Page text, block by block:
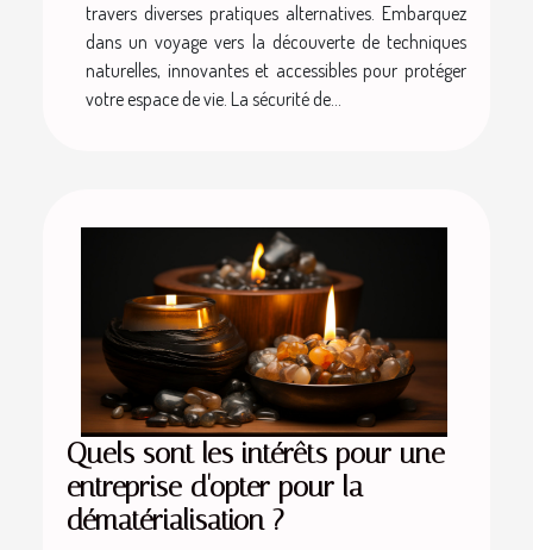
travers diverses pratiques alternatives. Embarquez
dans un voyage vers la découverte de techniques
naturelles, innovantes et accessibles pour protéger
votre espace de vie. La sécurité de...
Quels sont les intérêts pour une
entreprise d'opter pour la
dématérialisation ?